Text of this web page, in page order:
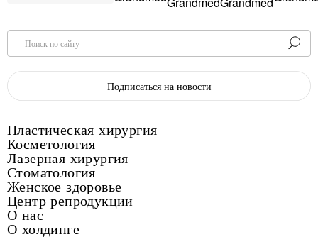
Поиск по сайту
Подписаться на новости
Пластическая хирургия
Косметология
Лазерная хирургия
Стоматология
Женское здоровье
Центр репродукции
О нас
О холдинге